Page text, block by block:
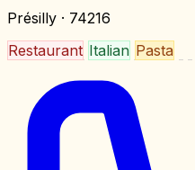
Présilly · 74216
Restaurant Italian Pasta